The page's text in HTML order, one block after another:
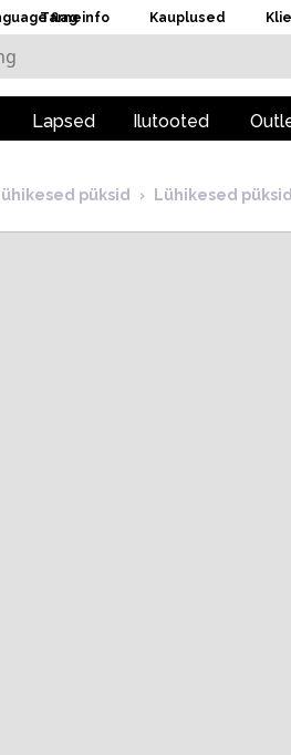
Tarneinfo Kauplused
Lapsed Ilutooted
püksid › Lühikesed